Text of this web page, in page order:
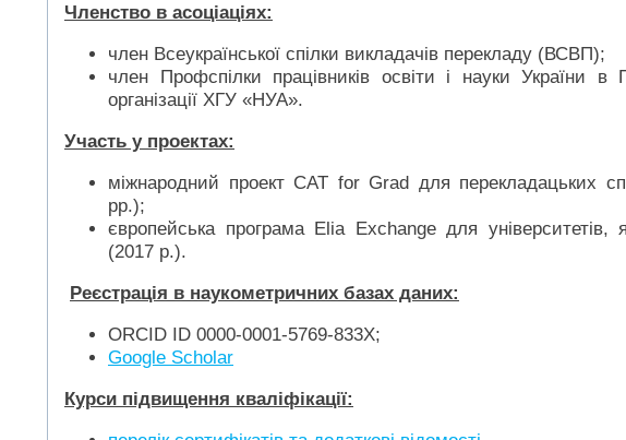
Членство в асоціаціях:
член Всеукраїнської спілки викладачів перекладу (ВСВП);
член Профспілки працівників освіти і науки України в
організації ХГУ «НУА».
Участь у проектах:
міжнародний проект CAT for Grad для перекладацьких
рр.);
європейська програма Elia Exchange для університетів,
(2017 р.).
Реєстрація в наукометричних базах даних:
ORCID ID 0000-0001-5769-833Х;
Google Scholar
Курси підвищення кваліфікації: